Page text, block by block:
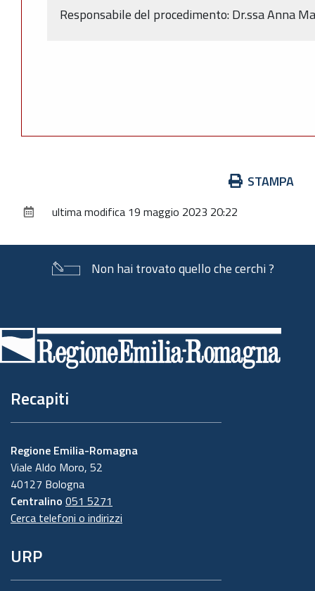
Responsabile del procedimento: Dr.ssa Anna
documento
STAMPA
ultima modifica 19 maggio 2023 20:22
Non hai trovato quello che cerchi ?
di
pagina
Recapiti
Regione Emilia-Romagna
Viale Aldo Moro, 52
40127 Bologna
Centralino 051 5271
Cerca telefoni o indirizzi
URP